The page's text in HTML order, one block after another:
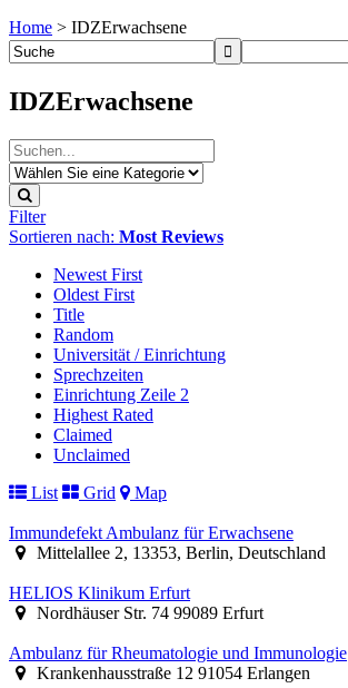
Home > IDZErwachsene
IDZErwachsene
Filter
Sortieren nach: Most Reviews
Newest First
Oldest First
Title
Random
Universität / Einrichtung
Sprechzeiten
Einrichtung Zeile 2
Highest Rated
Claimed
Unclaimed
List
Grid Map
Immundefekt Ambulanz für Erwachsene
Mittelallee 2, 13353, Berlin, Deutschland
HELIOS Klinikum Erfurt
Nordhäuser Str. 74 99089 Erfurt
Ambulanz für Rheumatologie und Immunologie
Krankenhausstraße 12 91054 Erlangen